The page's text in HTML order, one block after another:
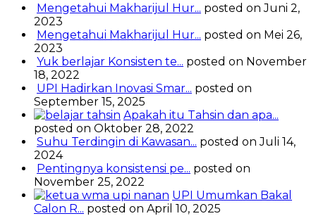
Mengetahui Makharijul Hur... posted on Juni 2,
2023
Mengetahui Makharijul Hur... posted on Mei 26,
2023
Yuk berlajar Konsisten te... posted on November
18, 2022
UPI Hadirkan Inovasi Smar... posted on
September 15, 2025
Apakah itu Tahsin dan apa...
posted on Oktober 28, 2022
Suhu Terdingin di Kawasan... posted on Juli 14,
2024
Pentingnya konsistensi pe... posted on
November 25, 2022
UPI Umumkan Bakal
Calon R... posted on April 10, 2025